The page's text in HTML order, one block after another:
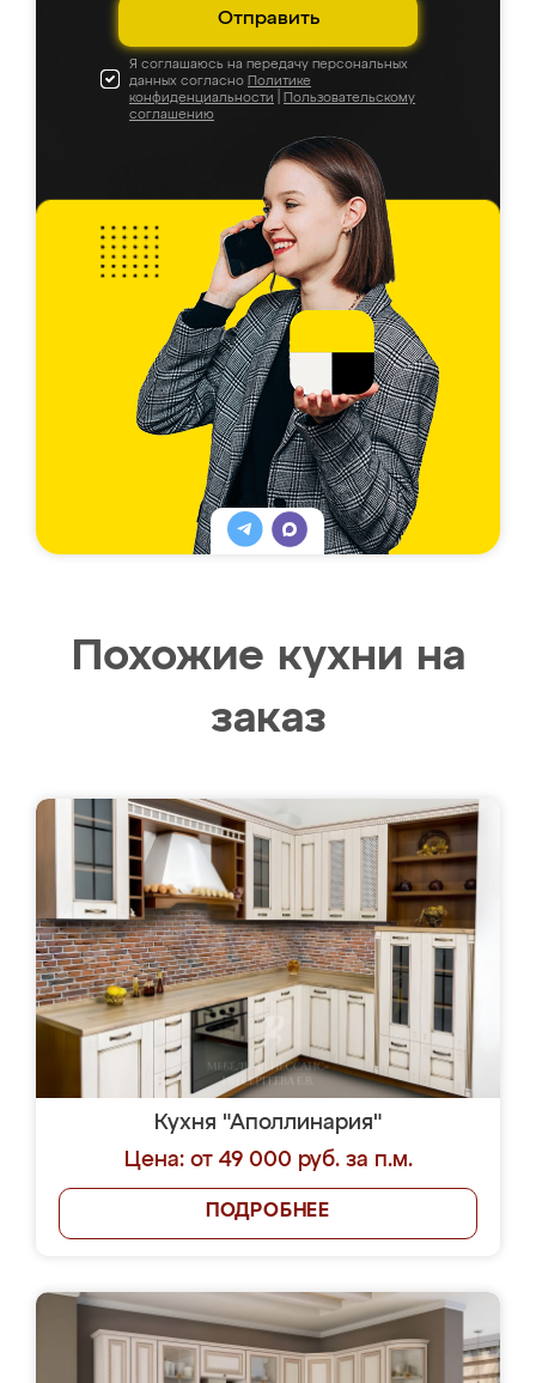
Отправить
Я соглашаюсь на передачу персональных
данных согласно Политике
конфиденциальности
Пользовательскому
соглашению
Похожие кухни на
заказ
Кухня "Аполлинария"
Цена: от 49 000 руб. за п.м.
ПОДРОБНЕЕ